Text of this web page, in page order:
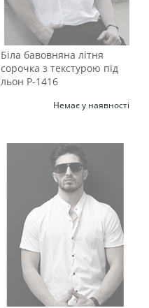
Біла бавовняна літня
сорочка з текстурою під
льон Р-1416
Немає у наявності